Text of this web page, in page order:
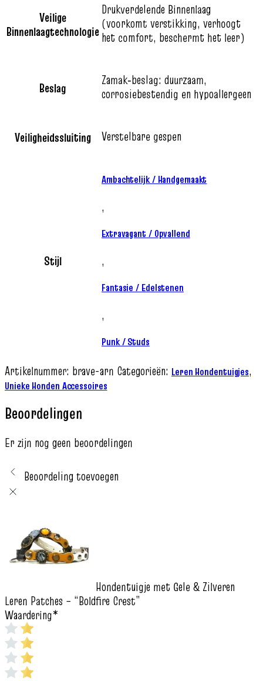
Veilige
Binnenlaagtechnologie
Drukverdelende Binnenlaag
(voorkomt verstikking, verhoogt
het comfort, beschermt het leer)
Beslag
Zamak‑beslag: duurzaam,
corrosiebestendig en hypoallergeen
Veiligheidssluiting Verstelbare gespen
Stijl
Ambachtelijk / Handgemaakt
,
Extravagant / Opvallend
,
Fantasie / Edelstenen
,
Punk / Studs
Artikelnummer: brave-arn Categorieën: Leren Hondentuigjes,
Unieke Honden Accessoires
Beoordelingen
Er zijn nog geen beoordelingen
Beoordeling toevoegen
Hondentuigje met Gele & Zilveren
Leren Patches – “Boldfire Crest”
Waardering*